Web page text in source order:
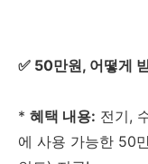
✅ 50만원, 어떻게
* 혜택 내용: 전기,
에 사용 가능한 50